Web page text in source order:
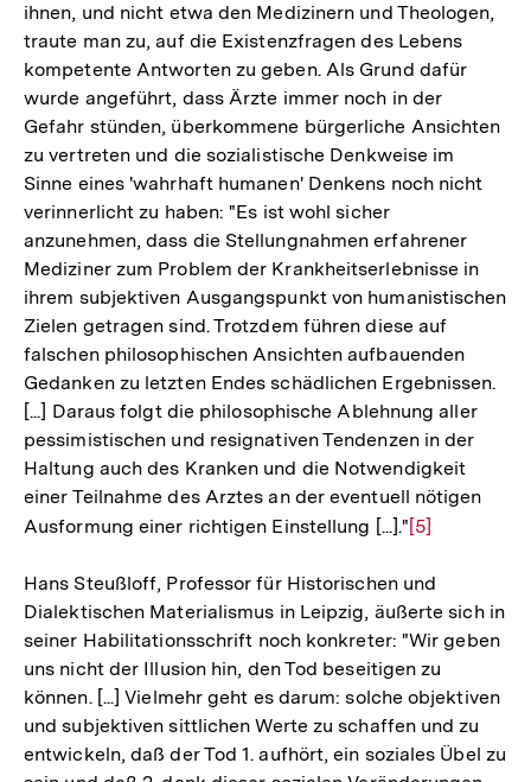
ihnen, und nicht etwa den Medizinern und Theologen,
traute man zu, auf die Existenzfragen des Lebens
kompetente Antworten zu geben. Als Grund dafür
wurde angeführt, dass Ärzte immer noch in der
Gefahr stünden, überkommene bürgerliche Ansichten
zu vertreten und die sozialistische Denkweise im
Sinne eines 'wahrhaft humanen' Denkens noch nicht
verinnerlicht zu haben: "Es ist wohl sicher
anzunehmen, dass die Stellungnahmen erfahrener
Mediziner zum Problem der Krankheitserlebnisse in
ihrem subjektiven Ausgangspunkt von humanistischen
Zielen getragen sind. Trotzdem führen diese auf
falschen philosophischen Ansichten aufbauenden
Gedanken zu letzten Endes schädlichen Ergebnissen.
[...] Daraus folgt die philosophische Ablehnung aller
pessimistischen und resignativen Tendenzen in der
Haltung auch des Kranken und die Notwendigkeit
einer Teilnahme des Arztes an der eventuell nötigen
Ausformung einer richtigen Einstellung [...]."Zur
der
Fußnote
[5]
Hans Steußloff, Professor für Historischen und
Dialektischen Materialismus in Leipzig, äußerte sich in
seiner Habilitationsschrift noch konkreter: "Wir geben
uns nicht der Illusion hin, den Tod beseitigen zu
können. [...] Vielmehr geht es darum: solche objektiven
und subjektiven sittlichen Werte zu schaffen und zu
entwickeln, daß der Tod 1. aufhört, ein soziales Übel zu